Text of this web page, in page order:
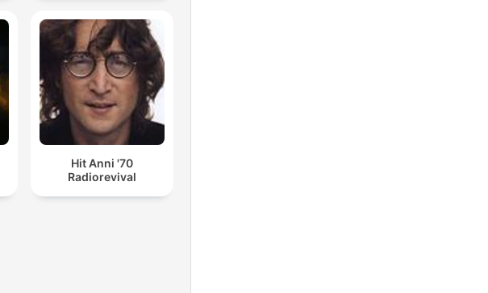
Hit Anni '70
Radiorevival